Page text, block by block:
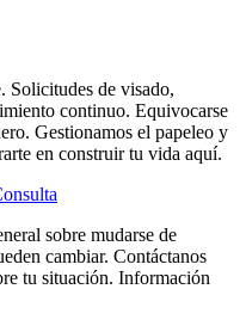
Solicitudes de visado,
continuo. Equivocarse
Gestionamos el papeleo y
en construir tu vida aquí.
sobre mudarse de
cambiar. Contáctanos
tu situación. Información